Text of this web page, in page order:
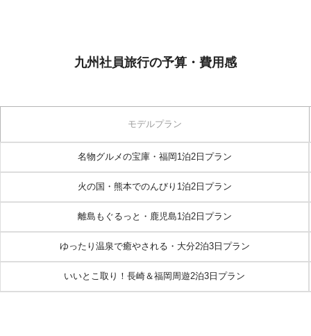
九州社員旅行の予算・費用感
モデルプラン
名物グルメの宝庫・福岡1泊2日プラン
火の国・熊本でのんびり1泊2日プラン
離島もぐるっと・鹿児島1泊2日プラン
ゆったり温泉で癒やされる・大分2泊3日プラン
いいとこ取り！長崎＆福岡周遊2泊3日プラン